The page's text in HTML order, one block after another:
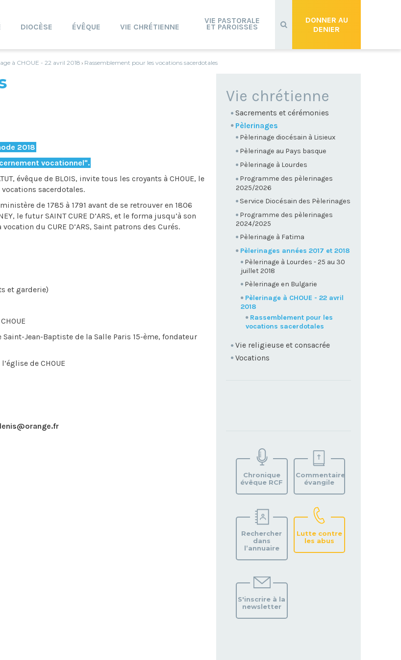
DONNER AU
DENIER
DIOCÈSE ÉVÊQUE VIE CHRÉTIENNE
VIE PASTORALE
ET PAROISSES
à CHOUE - 22 avril 2018 › Rassemblement pour les vocations sacerdotales
2018
vocationnel".
évêque de BLOIS, invite tous les croyants à CHOUE, le
sacerdotales.
de 1785 à 1791 avant de se retrouver en 1806
le futur SAINT CURE D’ARS, et le forma jusqu’à son
du CURE D’ARS, Saint patrons des Curés.
et garderie)
Saint-Jean-Baptiste de la Salle Paris 15-ème, fondateur
de CHOUE
NAVIGATION
Vie chrétienne
Sacrements et cérémonies
Pèlerinages
Pèlerinage diocésain à Lisieux
Pèlerinage au Pays basque
Pèlerinage à Lourdes
Programme des pèlerinages
2025/2026
Service Diocésain des Pèlerinages
Programme des pèlerinages
2024/2025
Pèlerinage à Fatima
Pèlerinages années 2017 et 2018
Pèlerinage à Lourdes - 25 au 30
juillet 2018
Pèlerinage en Bulgarie
Pèlerinage à CHOUE - 22 avril
2018
Rassemblement pour les
vocations sacerdotales
Vie religieuse et consacrée
Vocations
VOTRE
PAROISSE
Chronique
évêque RCF
Commentaire
évangile
Rechercher
dans
l’annuaire
Lutte contre
les abus
S'inscrire à la
newsletter